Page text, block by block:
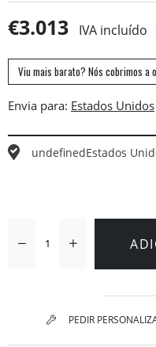
€3.013 IVA incluído
Viu mais barato? Nós cobrimos
Envia para:
undefinedEstados
PEDIR